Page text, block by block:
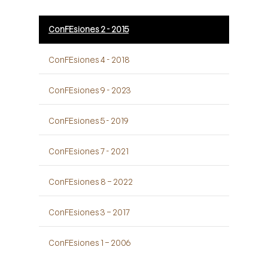
ConFEsiones 2 - 2015
ConFEsiones 4 - 2018
ConFEsiones 9 - 2023
ConFEsiones 5 - 2019
ConFEsiones 7 - 2021
ConFEsiones 8 – 2022
ConFEsiones 3 – 2017
ConFEsiones 1 – 2006